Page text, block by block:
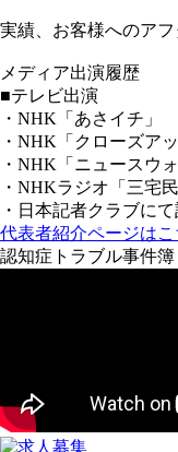
実績、お客様へのア
メディア出演履歴
■テレビ出演
・NHK「あさイチ」
・NHK「クローズア
・NHK「ニュースウ
・NHKラジオ「三宅
・日本記者クラブに
代表者紹介ページはこ
認知症トラブル事件